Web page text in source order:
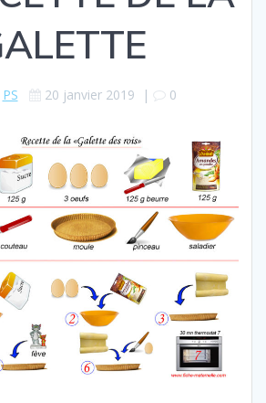
PS 20 janvier 2019 | 0